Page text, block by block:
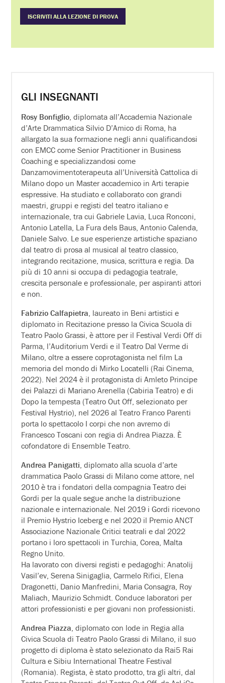
ISCRIVITI ALLA LEZIONE DI PROVA
GLI INSEGNANTI
Rosy Bonfiglio , diplomata all’Accademia Nazionale
d’Arte Drammatica Silvio D’Amico di Roma, ha
allargato la sua formazione negli anni qualificandosi
con EMCC come Senior Practitioner in Business
Coaching e specializzandosi come
Danzamovimentoterapeuta all’Università Cattolica di
Milano dopo un Master accademico in Arti terapie
espressive. Ha studiato e collaborato con grandi
maestri, gruppi e registi del teatro italiano e
internazionale, tra cui Gabriele Lavia, Luca Ronconi,
Antonio Latella, La Fura dels Baus, Antonio Calenda,
Daniele Salvo. Le sue esperienze artistiche spaziano
dal teatro di prosa al musical al teatro classico,
integrando recitazione, musica, scrittura e regia. Da
più di 10 anni si occupa di pedagogia teatrale,
crescita personale e professionale, per aspiranti attori
e non.
Fabrizio Calfapietra , laureato in Beni artistici e
diplomato in Recitazione presso la Civica Scuola di
Teatro Paolo Grassi, è attore per il Festival Verdi Off di
Parma, l’Auditorium Verdi e il Teatro Dal Verme di
Milano, oltre a essere coprotagonista nel film La
memoria del mondo di Mirko Locatelli (Rai Cinema,
2022). Nel 2024 è il protagonista di Amleto Principe
dei Palazzi di Mariano Arenella (Cabiria Teatro) e di
Dopo la tempesta (Teatro Out Off, selezionato per
Festival Hystrio), nel 2026 al Teatro Franco Parenti
porta lo spettacolo I corpi che non avremo di
Francesco Toscani con regia di Andrea Piazza. È
cofondatore di Ensemble Teatro.
Andrea Panigatti , diplomato alla scuola d’arte
drammatica Paolo Grassi di Milano come attore, nel
2010 è tra i fondatori della compagnia Teatro dei
Gordi per la quale segue anche la distribuzione
nazionale e internazionale. Nel 2019 i Gordi ricevono
il Premio Hystrio Iceberg e nel 2020 il Premio ANCT
Associazione Nazionale Critici teatrali e dal 2022
portano i loro spettacoli in Turchia, Corea, Malta
Regno Unito.
Ha lavorato con diversi registi e pedagoghi: Anatolij
Vasil’ev, Serena Sinigaglia, Carmelo Rifici, Elena
Dragonetti, Danio Manfredini, Maria Consagra, Roy
Maliach, Maurizio Schmidt. Conduce laboratori per
attori professionisti e per giovani non professionisti.
Andrea Piazza , diplomato con lode in Regia alla
Civica Scuola di Teatro Paolo Grassi di Milano, il suo
progetto di diploma è stato selezionato da Rai5 Rai
Cultura e Sibiu International Theatre Festival
(Romania). Regista, è stato prodotto, tra gli altri, dal